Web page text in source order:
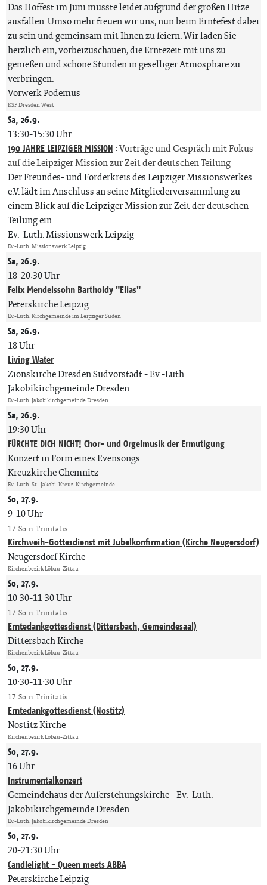
Das Hoffest im Juni musste leider aufgrund der großen Hitze
ausfallen. Umso mehr freuen wir uns, nun beim Erntefest dabei
zu sein und gemeinsam mit Ihnen zu feiern. Wir laden Sie
herzlich ein, vorbeizuschauen, die Erntezeit mit uns zu
genießen und schöne Stunden in geselliger Atmosphäre zu
verbringen.
Vorwerk Podemus
KSP Dresden West
Sa, 26.9.
13:30-15:30 Uhr
190 JAHRE LEIPZIGER MISSION :Vorträge und Gespräch mit Fokus
auf die Leipziger Mission zur Zeit der deutschen Teilung
Der Freundes- und Förderkreis des Leipziger Missionswerkes
e.V. lädt im Anschluss an seine Mitgliederversammlung zu
einem Blick auf die Leipziger Mission zur Zeit der deutschen
Teilung ein.
Ev.-Luth. Missionswerk Leipzig
Ev.-Luth. Missionswerk Leipzig
Sa, 26.9.
18-20:30 Uhr
Felix Mendelssohn Bartholdy "Elias"
Peterskirche Leipzig
Ev.-Luth. Kirchgemeinde im Leipziger Süden
Sa, 26.9.
18 Uhr
Living Water
Zionskirche Dresden Südvorstadt Ev.-Luth.
Jakobikirchgemeinde Dresden
Ev.-Luth. Jakobikirchgemeinde Dresden
Sa, 26.9.
19:30 Uhr
FÜRCHTE DICH NICHT! Chor- und Orgelmusik der Ermutigung
Konzert in Form eines Evensongs
Kreuzkirche Chemnitz
Ev.-Luth. St.-Jakobi-Kreuz-Kirchgemeinde
So, 27.9.
9-10 Uhr
17. So. n. Trinitatis
Kirchweih-Gottesdienst mit Jubelkonfirmation (Kirche Neugersdorf)
Neugersdorf Kirche
Kirchenbezirk Löbau-Zittau
So, 27.9.
10:30-11:30 Uhr
17. So. n. Trinitatis
Erntedankgottesdienst (Dittersbach, Gemeindesaal)
Dittersbach Kirche
Kirchenbezirk Löbau-Zittau
So, 27.9.
10:30-11:30 Uhr
17. So. n. Trinitatis
Erntedankgottesdienst (Nostitz)
Nostitz Kirche
Kirchenbezirk Löbau-Zittau
So, 27.9.
16 Uhr
Instrumentalkonzert
Gemeindehaus der Auferstehungskirche Ev.-Luth.
Jakobikirchgemeinde Dresden
Ev.-Luth. Jakobikirchgemeinde Dresden
So, 27.9.
20-21:30 Uhr
Candlelight - Queen meets ABBA
Peterskirche Leipzig